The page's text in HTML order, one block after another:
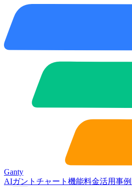
Ganty
AIガントチャート 機能料金活用事例